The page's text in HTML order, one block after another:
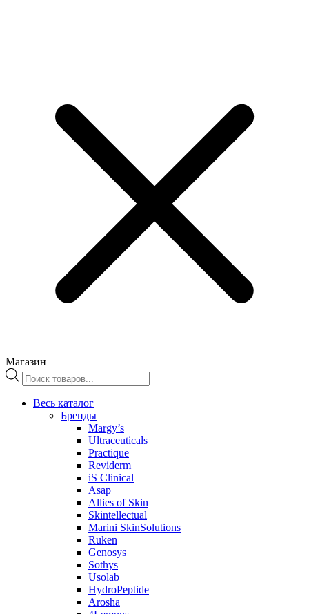
Магазин
Поиск
товаров
Весь каталог
Бренды
Margy’s
Ultraceuticals
Practique
Reviderm
iS Clinical
Asap
Allies of Skin
Skintellectual
Marini SkinSolutions
Ruken
Genosys
Sothys
Usolab
HydroPeptide
Arosha